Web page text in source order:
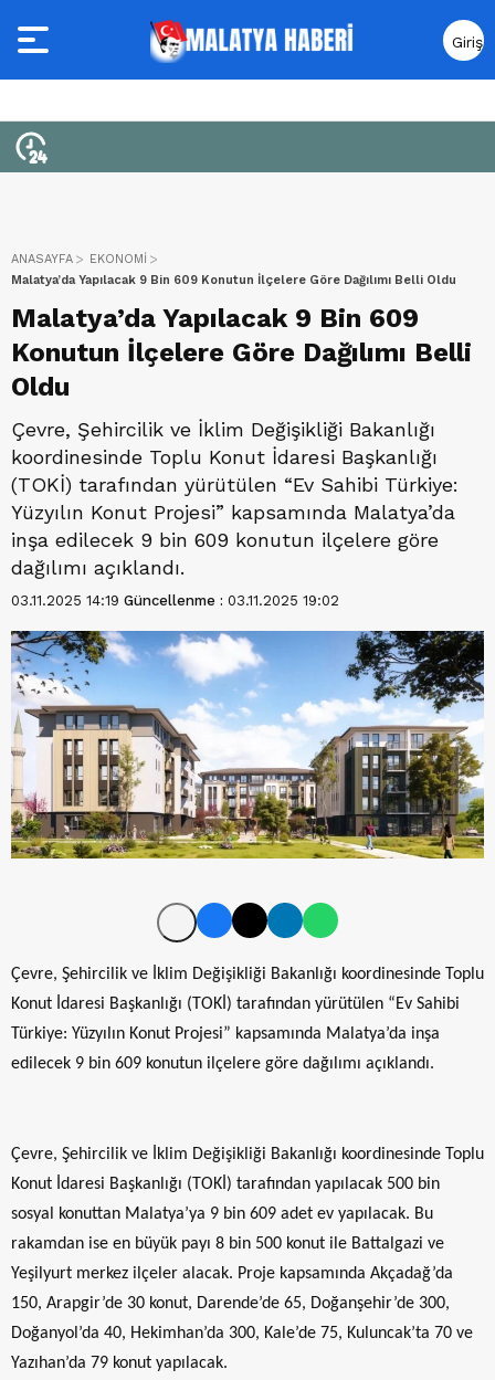
Giriş
Yap
ANASAYFA
EKONOMİ
Malatya’da Yapılacak 9 Bin 609 Konutun İlçelere Göre Dağılımı Belli Oldu
Malatya’da Yapılacak 9 Bin 609
Konutun İlçelere Göre Dağılımı Belli
Oldu
Çevre, Şehircilik ve İklim Değişikliği Bakanlığı
koordinesinde Toplu Konut İdaresi Başkanlığı
(TOKİ) tarafından yürütülen “Ev Sahibi Türkiye:
Yüzyılın Konut Projesi” kapsamında Malatya’da
inşa edilecek 9 bin 609 konutun ilçelere göre
dağılımı açıklandı.
03.11.2025 14:19 Güncellenme : 03.11.2025 19:02
Çevre, Şehircilik ve İklim Değişikliği Bakanlığı koordinesinde Toplu
Konut İdaresi Başkanlığı (TOKİ) tarafından yürütülen “Ev Sahibi
Türkiye: Yüzyılın Konut Projesi” kapsamında Malatya’da inşa
edilecek 9 bin 609 konutun ilçelere göre dağılımı açıklandı.
Çevre, Şehircilik ve İklim Değişikliği Bakanlığı koordinesinde Toplu
Konut İdaresi Başkanlığı (TOKİ) tarafından yapılacak 500 bin
sosyal konuttan Malatya’ya 9 bin 609 adet ev yapılacak. Bu
rakamdan ise en büyük payı 8 bin 500 konut ile Battalgazi ve
Yeşilyurt merkez ilçeler alacak. Proje kapsamında Akçadağ’da
150, Arapgir’de 30 konut, Darende’de 65, Doğanşehir’de 300,
Doğanyol’da 40, Hekimhan’da 300, Kale’de 75, Kuluncak’ta 70 ve
Yazıhan’da 79 konut yapılacak.